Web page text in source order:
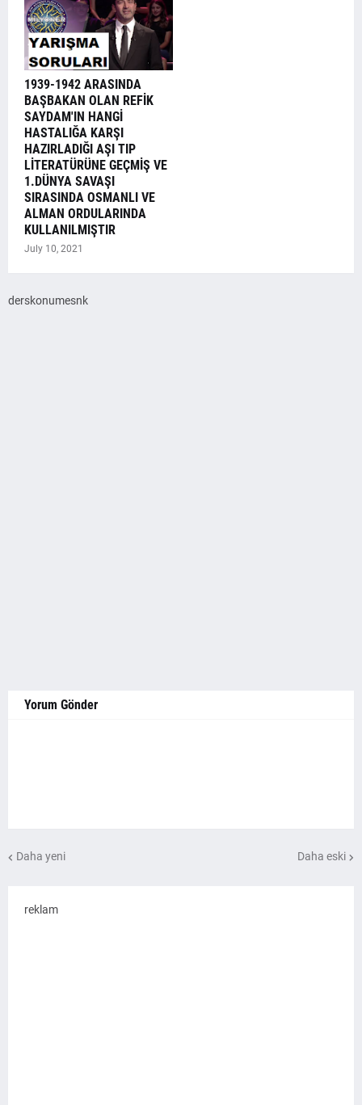
1939-1942 ARASINDA
BAŞBAKAN OLAN REFİK
SAYDAM'IN HANGİ
HASTALIĞA KARŞI
HAZIRLADIĞI AŞI TIP
LİTERATÜRÜNE GEÇMİŞ VE
1.DÜNYA SAVAŞI
SIRASINDA OSMANLI VE
ALMAN ORDULARINDA
KULLANILMIŞTIR
July 10, 2021
derskonumesnk
Yorum Gönder
Daha yeni Daha eski
reklam